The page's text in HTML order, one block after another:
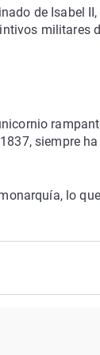
de Isabel II,
militares
siempre ha
lo que